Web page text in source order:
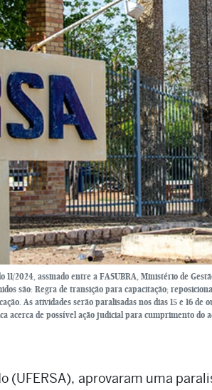
2024, assinado entre a FASUBRA, Ministério de
são: Regra de transição para capacitação;
As atividades serão paralisadas nos dias 15 e 16 de
acerca de possível ação judicial para cumprimento do
(UFERSA), aprovaram uma